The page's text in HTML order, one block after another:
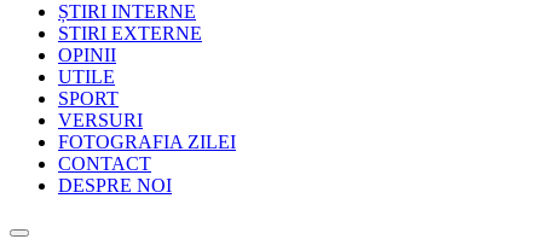
ȘTIRI INTERNE
STIRI EXTERNE
OPINII
UTILE
SPORT
VERSURI
FOTOGRAFIA ZILEI
CONTACT
DESPRE NOI